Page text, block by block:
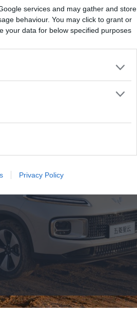
services and may gather and store
behaviour. You may click to grant or
your data for below specified purposes
Privacy Policy